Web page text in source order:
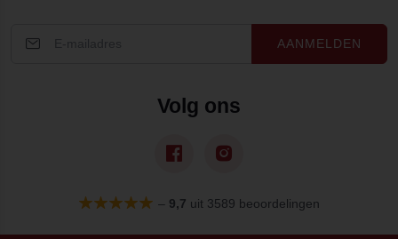
AANMELDEN
Volg ons
– 9,7 uit 3589 beoordelingen